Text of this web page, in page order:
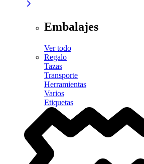
Embalajes
Ver todo
Regalo
Tazas
Transporte
Herramientas
Varios
Etiquetas